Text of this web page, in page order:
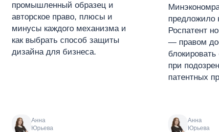
промышленный образец и
авторское право, плюсы и
минусы каждого механизма и
как выбрать способ защиты
дизайна для бизнеса.
Анна
Юрьева
предложило
Роспатент
— правом
блокировать
при
патентных
Анна
Юрьева